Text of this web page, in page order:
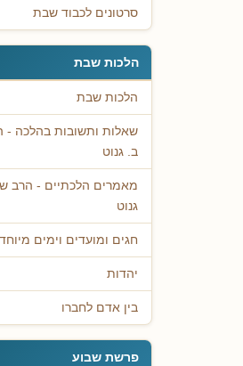
סרטונים לכבוד שבת
הלכות שבת
הלכות שבת
שאלות ותשובות בהלכה -
ב. גנוט
מאמרים הלכתיים - הרב
גנוט
חגים ומועדים וימים
יהדות
בין אדם לחברו
פרשת שבוע